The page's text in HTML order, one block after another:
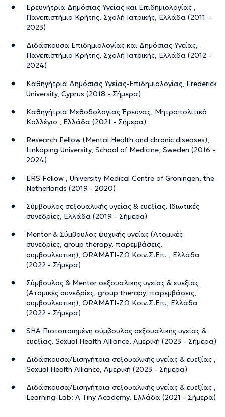
Ερευνήτρια Δημόσιας Υγείας και Επιδημιολογίας ,
Πανεπιστήμιο Κρήτης, Σχολή Ιατρικής, Ελλάδα (2011 -
2023)
Διδάσκουσα Επιδημιολογίας και Δημόσιας Υγείας,
Πανεπιστήμιο Κρήτης, Σχολή Ιατρικής, Ελλάδα (2012 -
2024)
Καθηγήτρια Δημόσιας Υγείας-Επιδημιολογίας, Frederick
University, Cyprus (2018 - Σήμερα)
Καθηγήτρια Μεθοδολογίας Έρευνας, Μητροπολιτικό
Κολλέγιο , Ελλάδα (2021 - Σήμερα)
Research Fellow (Mental Health and chronic diseases),
Linköping University, School of Medicine, Sweden (2016 -
2024)
ERS Fellow , University Medical Centre of Groningen, the
Netherlands (2019 - 2020)
Σύμβουλος σεξουαλικής υγείας & ευεξίας, Ιδιωτικές
συνεδρίες, Ελλάδα (2019 - Σήμερα)
Mentor & Σύμβουλος ψυχικής υγείας (Ατομικές
συνεδρίες, group therapy, παρεμβάσεις,
συμβουλευτική), ORAMATI-ZΩ Κοιν.Σ.Επ. , Ελλάδα
(2022 - Σήμερα)
Σύμβουλος & Mentor σεξουαλικής υγείας & ευεξίας
(Ατομικές συνεδρίες, group therapy, παρεμβάσεις,
συμβουλευτική), ORAMATI-ZΩ Κοιν.Σ.Επ., Ελλάδα
(2022 - Σήμερα)
SHA Πιστοποιημένη σύμβουλος σεξουαλικής υγείας &
ευεξίας, Sexual Health Alliance, Αμερική (2023 - Σήμερα)
Διδάσκουσα/Εισηγήτρια σεξουαλικής υγείας & ευεξίας ,
Sexual Health Alliance, Αμερική (2023 - Σήμερα)
Διδάσκουσα/Εισηγήτρια σεξουαλικής υγείας & ευεξίας ,
Learning-Lab: A Tiny Academy, Ελλάδα (2021 - Σήμερα)